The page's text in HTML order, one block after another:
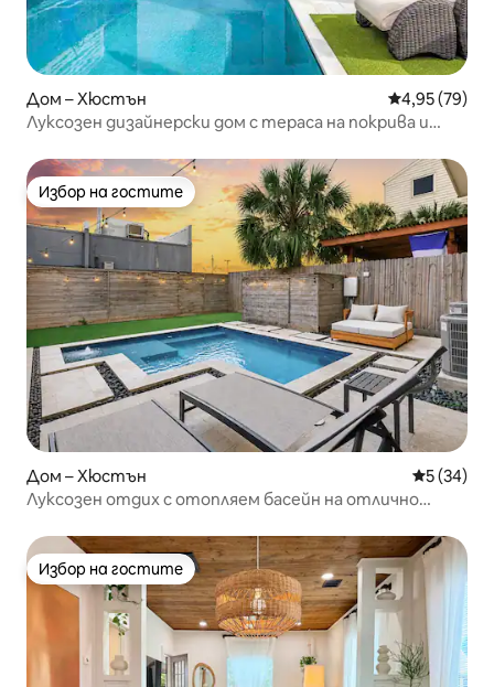
Дом – Хюстън Средна
4,95 (79)
Луксозен дизайнерски дом с тераса на покрива и
Избор на гостите
Избор на гостите
Дом – Хюстън Средна
5 (34)
Луксозен отдих с отопляем басейн на отлично
Избор на гостите
Избор на гостите